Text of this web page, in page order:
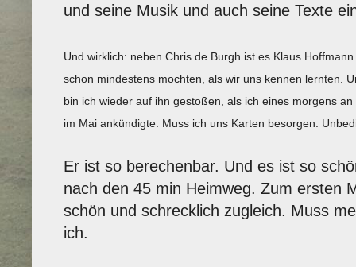
und seine Musik und auch seine Texte
Und wirklich: neben Chris de Burgh ist es Klaus
schon mindestens mochten, als wir uns kennen lernten.
bin ich wieder auf ihn gestoßen, als ich eines morgens
im Mai ankündigte. Muss ich uns Karten besorgen.
Er ist so berechenbar. Und es ist so
nach den 45 min Heimweg. Zum ersten
schön und schrecklich zugleich. Muss
ich.